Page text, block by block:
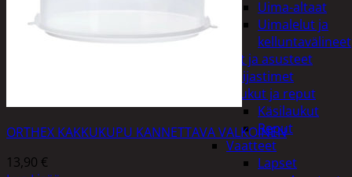
Uima-altaat
Uimalelut ja
kelluntavälineet
Vaatteet ja asusteet
Heijastimet
Laukut ja reput
Käsilaukut
Reput
Vaatteet
Lapset
ORTHEX KAKKUKUPU KANNETTAVA VALKOINEN
13,90 €